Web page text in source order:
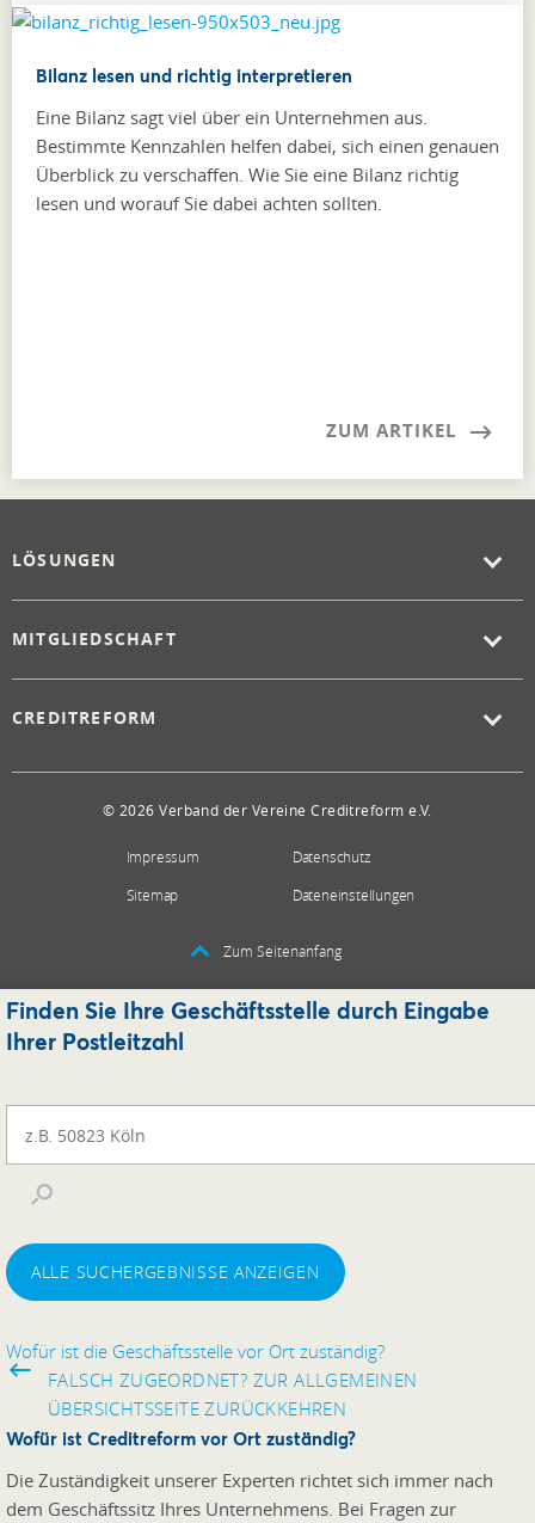
Bilanz lesen und richtig interpretieren
Eine Bilanz sagt viel über ein Unternehmen aus.
Bestimmte Kennzahlen helfen dabei, sich einen genauen
Überblick zu verschaffen. Wie Sie eine Bilanz richtig
lesen und worauf Sie dabei achten sollten.
ZUM ARTIKEL
LÖSUNGEN
MITGLIEDSCHAFT
CREDITREFORM
© 2026 Verband der Vereine Creditreform e.V.
Impressum
Datenschutz
Sitemap
Dateneinstellungen
Zum Seitenanfang
Finden Sie Ihre Geschäftsstelle durch Eingabe
Ihrer Postleitzahl
ALLE SUCHERGEBNISSE ANZEIGEN
Wofür ist die Geschäftsstelle vor Ort zuständig?
FALSCH ZUGEORDNET? ZUR ALLGEMEINEN
ÜBERSICHTSSEITE ZURÜCKKEHREN
Wofür ist Creditreform vor Ort zuständig?
Die Zuständigkeit unserer Experten richtet sich immer nach
dem Geschäftssitz Ihres Unternehmens. Bei Fragen zur